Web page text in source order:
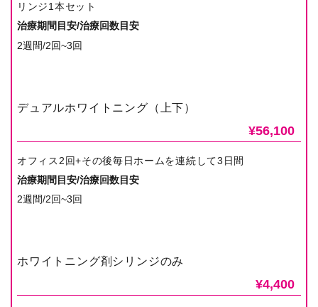
リンジ1本セット
治療期間目安/治療回数目安
2週間/2回~3回
デュアルホワイトニング（上下）
¥56,100
オフィス2回+その後毎日ホームを連続して3日間
治療期間目安/治療回数目安
2週間/2回~3回
ホワイトニング剤シリンジのみ
¥4,400